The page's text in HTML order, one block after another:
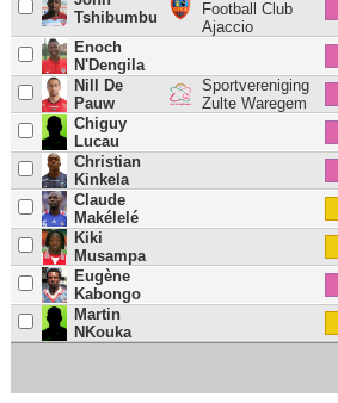
Tshibumbu
Football Club
Ajaccio
Enoch
N'Dengila
Nill De
Pauw
Sportvereniging
Zulte Waregem
Chiguy
Lucau
Christian
Kinkela
Claude
Makélelé
Kiki
Musampa
Eugène
Kabongo
Martin
NKouka